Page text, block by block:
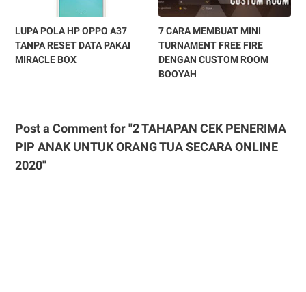
LUPA POLA HP OPPO A37
TANPA RESET DATA PAKAI
MIRACLE BOX
7 CARA MEMBUAT MINI
TURNAMENT FREE FIRE
DENGAN CUSTOM ROOM
BOOYAH
Post a Comment for "2 TAHAPAN CEK PENERIMA
PIP ANAK UNTUK ORANG TUA SECARA ONLINE
2020"